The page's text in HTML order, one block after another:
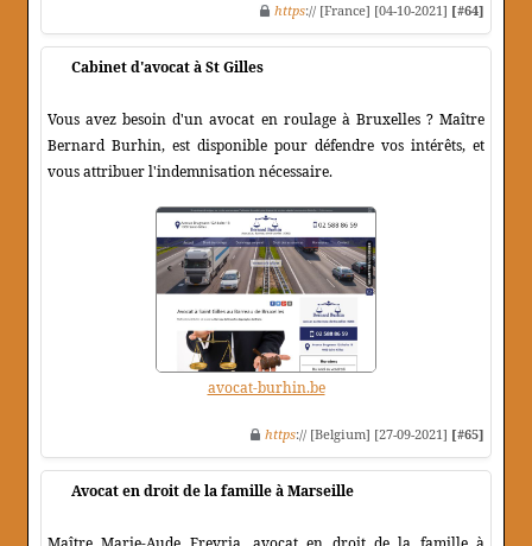
https:// [France] [04-10-2021] [#64]
Cabinet d'avocat à St Gilles
Vous avez besoin d'un avocat en roulage à Bruxelles ? Maître
Bernard Burhin, est disponible pour défendre vos intérêts, et
vous attribuer l'indemnisation nécessaire.
avocat-burhin.be
https:// [Belgium] [27-09-2021] [#65]
Avocat en droit de la famille à Marseille